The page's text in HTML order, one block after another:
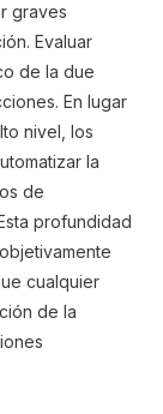
graves
Evaluar
de la due
En lugar
nivel, los
la
de
profundidad
cualquier
de la